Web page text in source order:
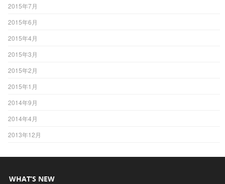
2015年7月
2015年6月
2015年4月
2015年3月
2015年2月
2015年1月
2014年9月
2014年4月
2013年12月
WHAT’S NEW